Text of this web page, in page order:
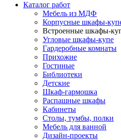
Каталог работ
Мебель из МДФ
Корпусные шкафы-
Встроенные шкафы-
Угловые шкафы-купе
Гардеробные комнаты
Прихожие
Гостиные
Библиотеки
Детские
Шкаф-гармошка
Распашные шкафы
Кабинеты
Столы, тумбы, полки
Мебель для ванной
Дизайн-проекты